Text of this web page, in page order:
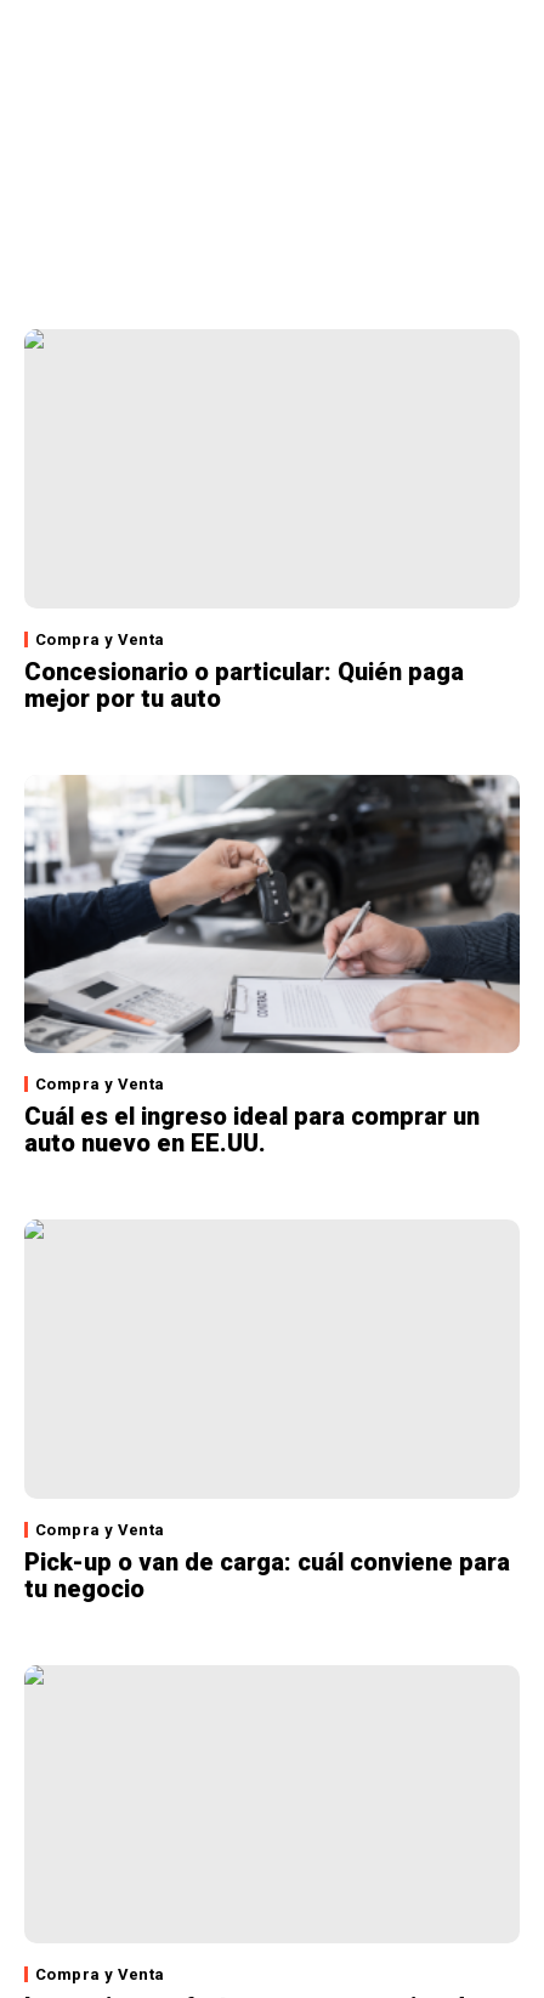
Compra y Venta
Concesionario o particular: Quién paga
mejor por tu auto
Compra y Venta
Cuál es el ingreso ideal para comprar un
auto nuevo en EE.UU.
Compra y Venta
Pick-up o van de carga: cuál conviene para
tu negocio
Compra y Venta